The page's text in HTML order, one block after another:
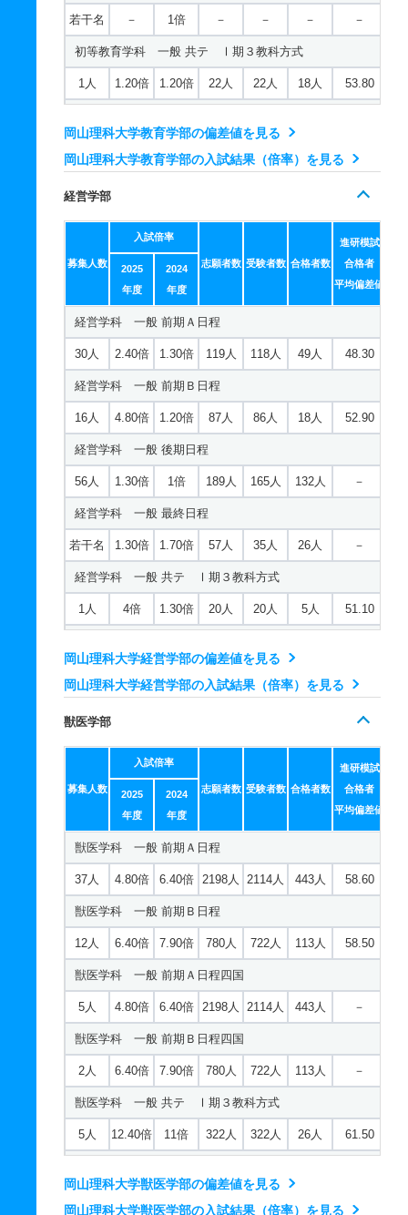
61人 －
化学科 推薦 特別推薦専門総合
61人 1倍 － 25人 25人 25人 －
化学科 推薦 専門学科等推薦
若干名 － － － － － －
動物学科 一般 前期Ａ日程
7人 1.10倍 1.50倍 38人 36人 34人 48.40
動物学科 一般 前期Ｂ日程
1.10倍 1.30倍 53.60
動物学科 一般 後期日程
－ － 1倍 － － － －
動物学科 一般 最終日程
若干名 － 1倍 － － － －
動物学科 一般 共テ Ⅰ期３教科方式
1人 1.30倍 1倍 16人 16人 12人
動物学科 一般 共テ Ⅰ期５教科方式
1人 1.50倍 － 12人 12人 8人
動物学科 一般 ニ Ⅱ期
2人 1倍 1.10倍 6人 6人 6人 －
動物学科 一般 ニ Ⅲ期
若干名 － 1倍 － －
動物学科 推薦 推薦Ａ日程
10人
動物学科 推薦 特別推薦普通科
61人 1倍 － 25人 25人 25人 －
動物学科 推薦 特別推薦専門総合
61人 － 25人
動物学科 推薦 専門学科等推薦
若干名 － －
応用化学科 一般 前期Ｂ日程
7人 1.10倍 1.10倍 27人 25人 23人
応用化学科 一般 後期日程
－ － 1倍 － － － －
応用化学科 一般 最終日程
若干名 － － － － － －
応用化学科 一般 共テ Ⅰ期３教科方式
1.50倍 1.40倍 48
応用化学科 一般 共テ Ⅰ期５教科方式
1.30倍 －
応用化学科 一般 ニ Ⅱ期
2人 1倍 1倍 10人 10人 10人 －
応用化学科 一般 ニ Ⅲ期
若干名 － 1倍 － － － －
応用化学科 推薦 推薦Ａ日程
16人 1.20倍 1倍 22人 22人 19人
応用化学科 推薦 特別推薦普通科
81人 1倍 － 54人 54人 54人
応用化学科 推薦 特別推薦専門総合
81人 1倍 － 54人 54人 54人 －
応用化学科 推薦 専門学科等推薦
若干名 － － － － － －
建築学科 一般 前期Ａ日程
13人 1.90倍 1.20倍 103人 102人 55人 46.30
建築学科 一般 前期Ｂ日程
1.40倍 1.10倍 47.10
建築学科 一般 後期日程
－ － 1倍 － － － －
建築学科 一般 最終日程
若干名 － 1倍 － － － －
建築学科 一般 共テ Ⅰ期３教科方式
1人 1.60倍 1.20倍 28人 28人 18人
建築学科 一般 共テ Ⅰ期５教科方式
1人 1.40倍 － 24人 24人 17人
建築学科 一般 ニ Ⅱ期
2人 1.20倍 1倍 6人 6人 5人 －
建築学科 一般 ニ Ⅲ期
若干名 － 1倍 － －
生物科学科／コスメ・食品コース 一般 ニ Ⅲ期
若干名 － 1倍 － －
生物科学科／コスメ・食品コース 推薦 推薦Ａ日程
33人 1倍 1倍 27人 27人 27人 －
生物科学科／コスメ・食品コース 推薦 専門学科等推薦
若干名 1倍 －
生物科学科／環境科学コース 一般 前期Ａ日程
8人 1.10倍 1.40倍 39人
生物科学科／環境科学コース 一般 前期Ｂ日程
25人 1.10倍 1.30倍 129人
生物科学科／環境科学コース 一般 後期日程
－ 1倍
生物科学科／環境科学コース 一般 最終日程
若干名 1倍 － －
生物科学科／環境科学コース 一般 共テ Ⅰ期３教科方
1人 1.40倍 1.20倍 64人 64人
生物科学科／環境科学コース 一般 共テ Ⅰ期５教科方
式
1人 1.40倍 － 57人 57人 40人 50.80
生物科学科／環境科学コース 一般 ニ Ⅱ期
1.10倍 1倍 －
生物科学科／環境科学コース 一般 ニ Ⅲ期
若干名 － 1倍 － － － －
生物科学科／環境科学コース 推薦 推薦Ａ日程
38人 1倍 1.10倍 88人 86人 82人 －
生物科学科／環境科学コース 推薦 特別推薦普通科
33人 1倍 1倍 27人 27人 27人 －
生物科学科／環境科学コース 推薦 特別推薦専門総合
33人 1倍 1倍 27人 27人 27人 －
生物科学科／環境科学コース 推薦 専門学科等推薦
若干名 － 1倍 － － － －
恐竜学科 一般 前期Ａ日程
7人 5.20倍 － 137人 135人 26人
恐竜学科 一般 前期Ｂ日程
恐竜学科 一般 後期日程
－ － － － － － －
恐竜学科 一般 最終日程
－ － －
恐竜学科 一般 共テ Ⅰ期３教科方式
1人 4.80倍 － 38人 38人 8人 －
恐竜学科 一般 共テ Ⅰ期５教科方式
1人 6倍 － 18人 18人 3人 －
恐竜学科 一般 ニ Ⅱ期
2人 5倍 － 10人 10人 2人 －
恐竜学科 一般 ニ Ⅲ期
若干名 － － － － － －
恐竜学科 推薦 特別推薦普通科
26人 1倍 － 16人 16人 16人 －
恐竜学科 推薦 推薦Ａ日程
13人 1.90倍 － 37人 37人 19人 －
恐竜学科 推薦 特別推薦専門総合
26人 1倍 － 16人 16人 16人 －
恐竜学科 推薦 専門学科等推薦
若干名 － － － － － －
若干名 － 1倍 － － － －
初等教育学科 一般 共テ Ⅰ期３教科方式
1人 1.20倍 1.20倍 22人 22人 18人 53.80
初等教育学科 一般 ニ Ⅲ期
－ 1倍
初等教育学科 推薦 推薦Ａ日程
16人 1倍 1.10倍 6人 6人 6人 －
初等教育学科 推薦 特別推薦普通科
30人 1倍 1倍 19人 19人 19人 －
初等教育学科 推薦 特別推薦専門総合
30人 1倍 1倍 19人 19人 19人 －
初等教育学科 推薦 専門学科等推薦
若干名 － － － － － －
中等教育学科 一般 前期Ａ日程
6人 1倍 1倍 26人 26人 26人 47
中等教育学科 一般 前期Ｂ日程
4人 1倍 1倍 27人 27人
中等教育学科 一般 後期日程
－ －
若干名 － － － －
中等教育学科 一般 共テ Ⅰ期３教科方式
1人 1倍 1倍 11人
中等教育学科 一般 共テ Ⅰ期５教科方式
1人 1倍 － 5人
中等教育学科 一般 ニ Ⅱ期
2人 2.50倍 1倍 5人
中等教育学科 一般 ニ Ⅲ期
若干名 － 1倍 －
中等教育学科 推薦 推薦Ａ日程
7人 1倍 1倍 11人 11人
中等教育学科 推薦 特別推薦普通科
岡山理科大学教育学部の偏差値を見る
岡山理科大学教育学部の入試結果（倍率）を見る
経営学部
募集人数
入試倍率
志願者数 受験者数 合格者数
進研模試
合格者
平均偏差値
2025
年度
2024
年度
経営学科 一般 前期Ａ日程
30人 2.40倍 1.30倍 119人 118人 49人 48.30
経営学科 一般 前期Ｂ日程
16人 4.80倍 1.20倍 87人 86人 18人 52.90
経営学科 一般 後期日程
56人 1.30倍 1倍 189人 165人 132人 －
経営学科 一般 最終日程
若干名 1.30倍 1.70倍 57人 35人 26人 －
経営学科 一般 共テ Ⅰ期３教科方式
1人 4倍 1.30倍 20人 20人 5人 51.10
経営学科 一般 ニ Ⅲ期
1.10倍 3倍
経営学科 推薦 推薦Ａ日程
27人 2.40倍 1.10倍 77人 73人 31人 －
経営学科 推薦 特別推薦普通科
43人 1倍 1倍 52人 52人 51人 －
経営学科 推薦 特別推薦専門総合
43人 1倍 1倍 52人 52人 51人 －
経営学科 推薦 専門学科等推薦
若干名 1倍 1倍 32人 31人 31人 －
岡山理科大学経営学部の偏差値を見る
岡山理科大学経営学部の入試結果（倍率）を見る
獣医学部
募集人数
入試倍率
志願者数 受験者数 合格者数
進研模試
合格者
平均偏差値
2025
年度
2024
年度
獣医学科 一般 前期Ａ日程
37人 4.80倍 6.40倍 2198人 2114人 443人 58.60
獣医学科 一般 前期Ｂ日程
12人 6.40倍 7.90倍 780人 722人 113人 58.50
獣医学科 一般 前期Ａ日程四国
5人 4.80倍 6.40倍 2198人 2114人 443人 －
獣医学科 一般 前期Ｂ日程四国
2人 6.40倍 7.90倍 780人 722人 113人 －
獣医学科 一般 共テ Ⅰ期３教科方式
5人 12.40倍 11倍 322人 322人 26人 61.50
岡山理科大学獣医学部の偏差値を見る
岡山理科大学獣医学部の入試結果（倍率）を見る